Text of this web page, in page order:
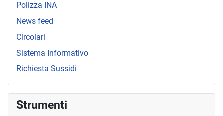
Polizza INA
News feed
Circolari
Sistema Informativo
Richiesta Sussidi
Strumenti